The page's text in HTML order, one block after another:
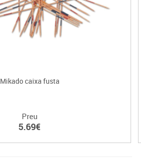
Mikado caixa fusta
Preu
5.69€